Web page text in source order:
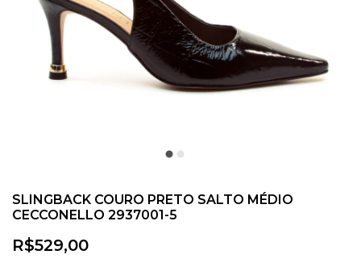
SLINGBACK COURO PRETO SALTO MÉDIO
CECCONELLO 2937001-5
R$529,00